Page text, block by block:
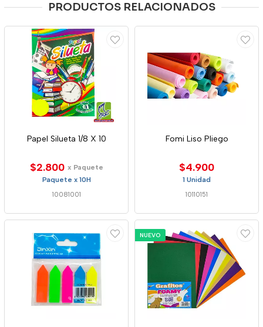
PRODUCTOS RELACIONADOS
Papel Silueta 1/8 X 10
$2.800 x Paquete
Paquete x 10H
10081001
Fomi Liso Pliego
$4.900
1 Unidad
10110151
NUEVO